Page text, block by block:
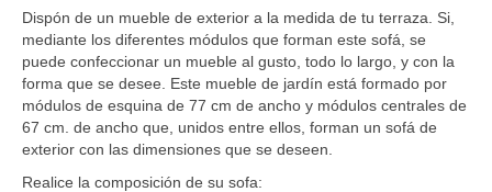
precios:
desde
223,00€
hasta
342,00€
Dispón de un mueble de exterior a la medida de tu terraza. Si,
mediante los diferentes módulos que forman este sofá, se
puede confeccionar un mueble al gusto, todo lo largo, y con la
forma que se desee. Este mueble de jardín está formado por
módulos de esquina de 77 cm de ancho y módulos centrales de
67 cm. de ancho que, unidos entre ellos, forman un sofá de
exterior con las dimensiones que se deseen.
Realice la composición de su sofa: